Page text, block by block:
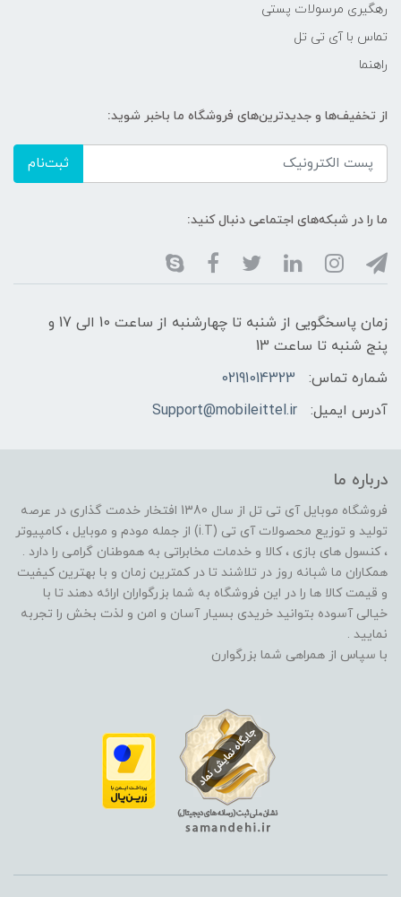
رهگیری مرسولات پستی
تماس با آی تی تل
راهنما
از تخفیف‌ها و جدیدترین‌های فروشگاه ما باخبر شوید:
ثبت‌نام
ما را در شبکه‌های اجتماعی دنبال کنید:
زمان پاسخگویی از شنبه تا چهارشنبه از ساعت 10 الی 17 و
پنج شنبه تا ساعت 13
شماره تماس:
02191014323
آدرس ایمیل:
Support@mobileittel.ir
درباره ما
فروشگاه موبایل آی تی تل از سال 1380 افتخار خدمت گذاری در عرصه
تولید و توزیع محصولات آی تی (i.T) از جمله مودم و موبایل ، کامپیوتر
، کنسول های بازی ، کالا و خدمات مخابراتی به هموطنان گرامی را دارد .
همکاران ما شبانه روز در تلاشند تا در کمترین زمان و با بهترین کیفیت
و قیمت کالا ها را در این فروشگاه به شما بزرگواران ارائه دهند تا با
خیالی آسوده بتوانید خریدی بسیار آسان و امن و لذت بخش را تجربه
نمایید .
با سپاس از همراهی شما بزرگوارن